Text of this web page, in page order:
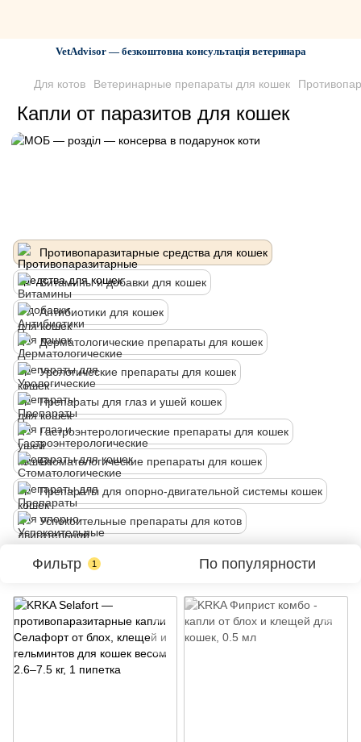
VetAdvisor — безкоштовна консультація ветеринара
Для котов Ветеринарные препараты для кошек
Капли от паразитов для кошек
Противопаразитарные средства для кошек
Витамины и добавки для кошек
Антибиотики для кошек
Дерматологические препараты для кошек
Урологические препараты для кошек
Препараты для глаз и ушей кошек
Гастроэнтерологические препараты для кошек
Стоматологические препараты для кошек
Препараты для опорно-двигательной системы кошек
Успокоительные препараты для котов
Фильтр 1 По популярности